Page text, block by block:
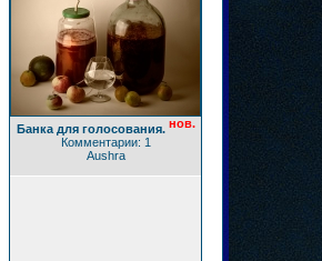
Банка для голосования. нов.
Комментарии: 1
Aushra